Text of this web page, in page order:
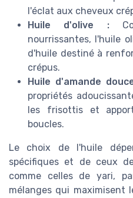
l'éclat aux cheveux
Huile d'olive :
nourrissantes, l'huile
d'huile destiné à
crépus.
Huile d'amande
propriétés
les frisottis et
boucles.
Le choix de l'huile
spécifiques et de ceux
comme celles de yari,
mélanges qui maximisent